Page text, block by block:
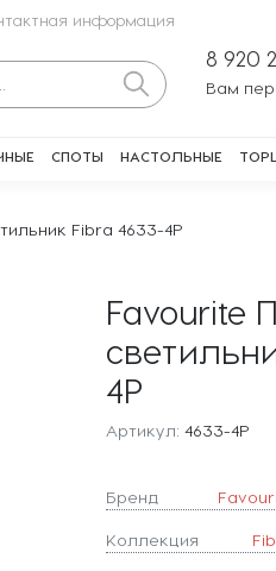
информация
8 920
Вам
СПОТЫ НАСТОЛЬНЫЕ
Fibra 4633-4P
Favourite
4P
Артикул: 4633-4P
Бренд
Коллекция